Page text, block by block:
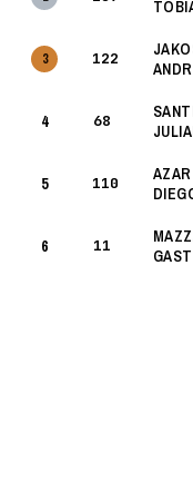
3 122
4 68
5 110
AZAR
6 11